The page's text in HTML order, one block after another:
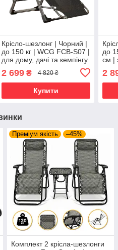
Крісло-шезлонг | Чорний |
до 150 кг | WCG FCB-S07 |
для дому, дачі та кемпінгу
2 699₴ 4 820 ₴
Купити
до
см |
2
Преміум якість –45%
Комплект 2 крісла-шезлонги